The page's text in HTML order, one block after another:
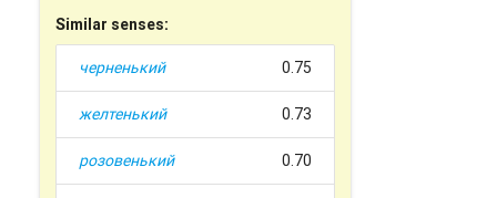
Similar senses:
черненький 0.75
желтенький 0.73
розовенький 0.70